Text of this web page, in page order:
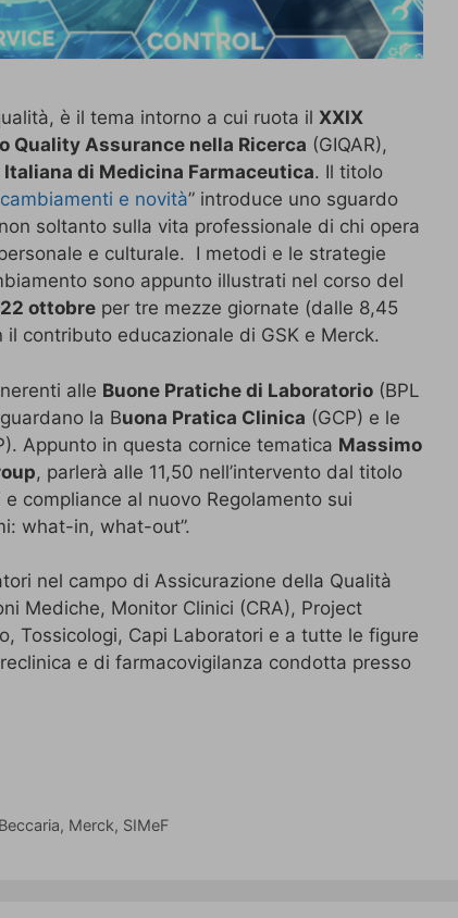
è il tema intorno a cui ruota il XXIX
Quality Assurance nella Ricerca (GIQAR),
Italiana di Medicina Farmaceutica. Il titolo
e novità” introduce uno sguardo
soltanto sulla vita professionale di chi opera
e culturale. I metodi e le strategie
sono appunto illustrati nel corso del
ottobre per tre mezze giornate (dalle 8,45
contributo educazionale di GSK e Merck.
alle Buone Pratiche di Laboratorio (BPL
la Buona Pratica Clinica (GCP) e le
Appunto in questa cornice tematica Massimo
, parlerà alle 11,50 nell’intervento dal titolo
compliance al nuovo Regolamento sui
what-in, what-out”.
nel campo di Assicurazione della Qualità
Mediche, Monitor Clinici (CRA), Project
Tossicologi, Capi Laboratori e a tutte le figure
e di farmacovigilanza condotta presso
, Merck, SIMeF